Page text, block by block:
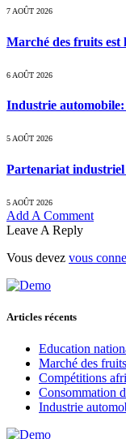
7 AOÛT 2026
Marché des fruits est
6 AOÛT 2026
Industrie
5 AOÛT 2026
Partenariat industriel
5 AOÛT 2026
Add A Comment
Leave A Reply
Vous devez vous
Articles récents
Education
Marché des
Compétitions
Consommation
Industrie